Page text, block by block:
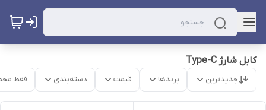
کابل شارژ Type-C
جدیدترین برندها قیمت دسته‌بندی فقط